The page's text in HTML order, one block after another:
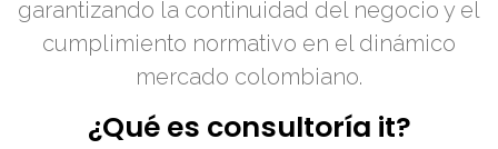
garantizando la continuidad del negocio y el
cumplimiento normativo en el dinámico
mercado colombiano.
¿Qué es consultoría it?